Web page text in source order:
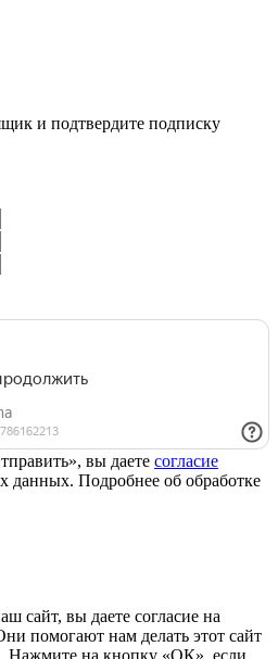
и подтвердите подписку
вы даете согласие
данных. Подробнее об обработке
сайт, вы даете согласие на
помогают нам делать этот сайт